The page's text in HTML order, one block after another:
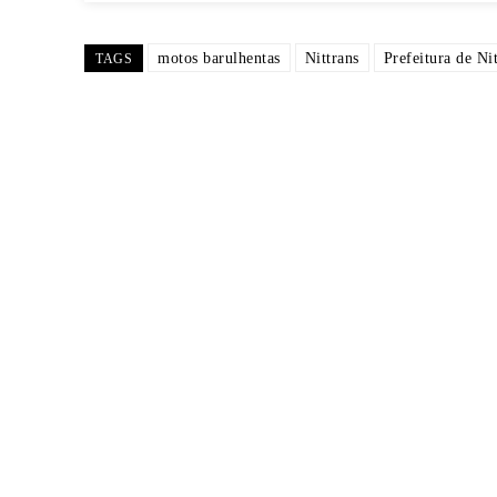
TAGS motos barulhentas Nittrans Prefeitura de